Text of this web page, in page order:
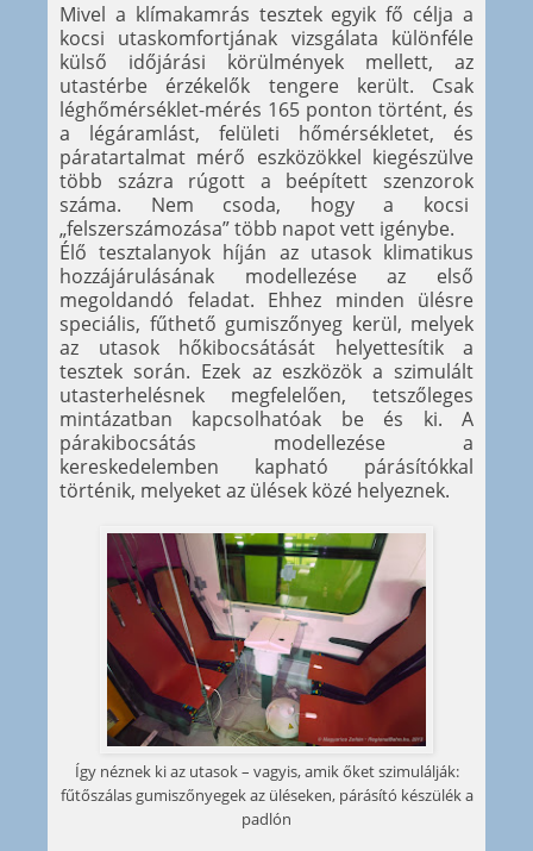
Mivel a klímakamrás tesztek egyik fő célja a
kocsi utaskomfortjának vizsgálata különféle
külső időjárási körülmények mellett, az
utastérbe érzékelők tengere került. Csak
léghőmérséklet-mérés 165 ponton történt, és
a légáramlást, felületi hőmérsékletet, és
páratartalmat mérő eszközökkel kiegészülve
több százra rúgott a beépített szenzorok
száma. Nem csoda, hogy a kocsi
„felszerszámozása” több napot vett igénybe.
Élő tesztalanyok híján az utasok klimatikus
hozzájárulásának modellezése az első
megoldandó feladat. Ehhez minden ülésre
speciális, fűthető gumiszőnyeg kerül, melyek
az utasok hőkibocsátását helyettesítik a
tesztek során. Ezek az eszközök a szimulált
utasterhelésnek megfelelően, tetszőleges
mintázatban kapcsolhatóak be és ki. A
párakibocsátás modellezése a
kereskedelemben kapható párásítókkal
történik, melyeket az ülések közé helyeznek.
Így néznek ki az utasok – vagyis, amik őket szimulálják:
fűtőszálas gumiszőnyegek az üléseken, párásító készülék a
padlón